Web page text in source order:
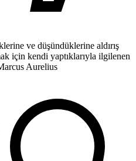
ve düşündüklerine aldırış
için kendi yaptıklarıyla ilgilenen
Aurelius